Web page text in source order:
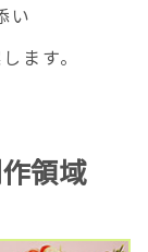
い
ます。
領域